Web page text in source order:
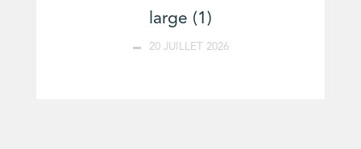
large (1)
20 JUILLET 2026